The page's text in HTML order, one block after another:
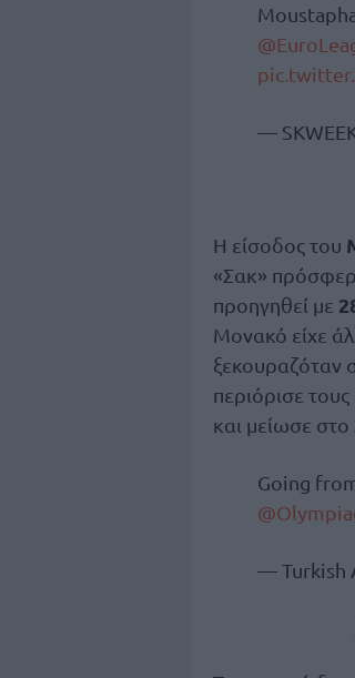
Moustapha
—
Η είσοδος του
«Σακ»
προηγηθεί με
Μονακό είχε
ξεκουραζόταν
περιόρισε
και μείωσε στο
Going
— Turkish